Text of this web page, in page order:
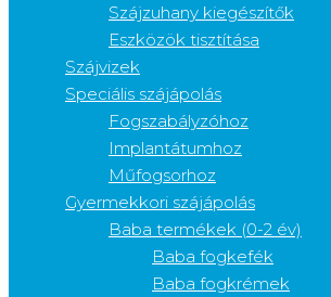
Szájzuhany kiegészítők
Eszközök tisztítása
Szájvizek
Speciális szájápolás
Fogszabályzóhoz
Implantátumhoz
Műfogsorhoz
Gyermekkori szájápolás
Baba termékek (0-2 év)
Baba fogkefék
Baba fogkrémek